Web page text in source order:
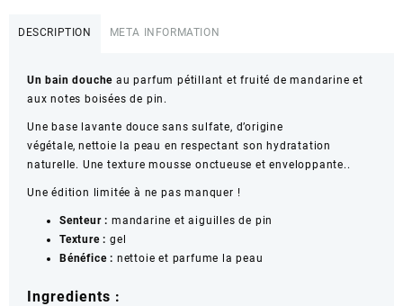
DESCRIPTION META INFORMATION
Un bain douche au parfum pétillant et fruité de mandarine et
aux notes boisées de pin.
Une base lavante douce sans sulfate, d’origine
végétale, nettoie la peau en respectant son hydratation
naturelle. Une texture mousse onctueuse et enveloppante..
Une édition limitée à ne pas manquer !
Senteur : mandarine et aiguilles de pin
Texture : gel
Bénéfice : nettoie et parfume la peau
Ingredients :